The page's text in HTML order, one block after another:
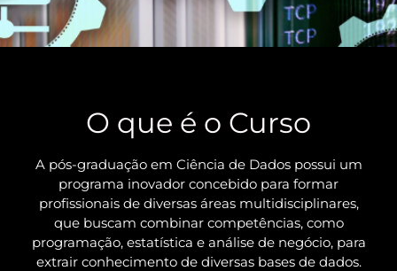
O que é o Curso
A pós-graduação em Ciência de Dados possui um
programa inovador concebido para formar
profissionais de diversas áreas multidisciplinares,
que buscam combinar competências, como
programação, estatística e análise de negócio, para
extrair conhecimento de diversas bases de dados.